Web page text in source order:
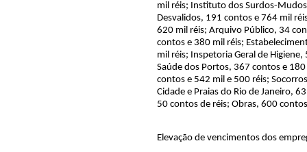
mil réis; Instituto dos Surdos-
Desvalidos, 191 contos e 764 mil
620 mil réis; Arquivo Público, 34
contos e 380 mil réis;
mil réis; Inspetoria Geral de
Saúde dos Portos, 367 contos e
contos e 542 mil e 500 réis;
Cidade e Praias do Rio de Janeiro,
50 contos de réis; Obras, 600
Elevação de vencimentos dos